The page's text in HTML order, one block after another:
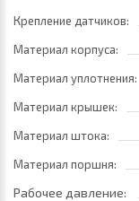
Крепление датчиков:
Материал корпуса:
Материал уплотнения:
Материал крышек:
Материал штока:
Материал поршня:
Рабочее давление: